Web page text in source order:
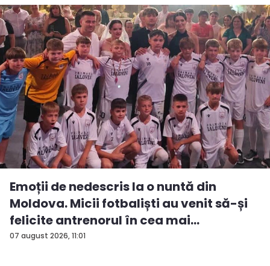
07 august 2026, 11:01
Emoții de nedescris la o nuntă din
Moldova. Micii fotbaliști au venit să-și
felicite antrenorul în cea mai
importan...